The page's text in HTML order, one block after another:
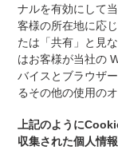
ナルを有効にして
客様の所在地に応
たは「共有」と見
はお客様が当社の
バイスとブラウザ
るその他の使用の
上記のように
収集された個人情